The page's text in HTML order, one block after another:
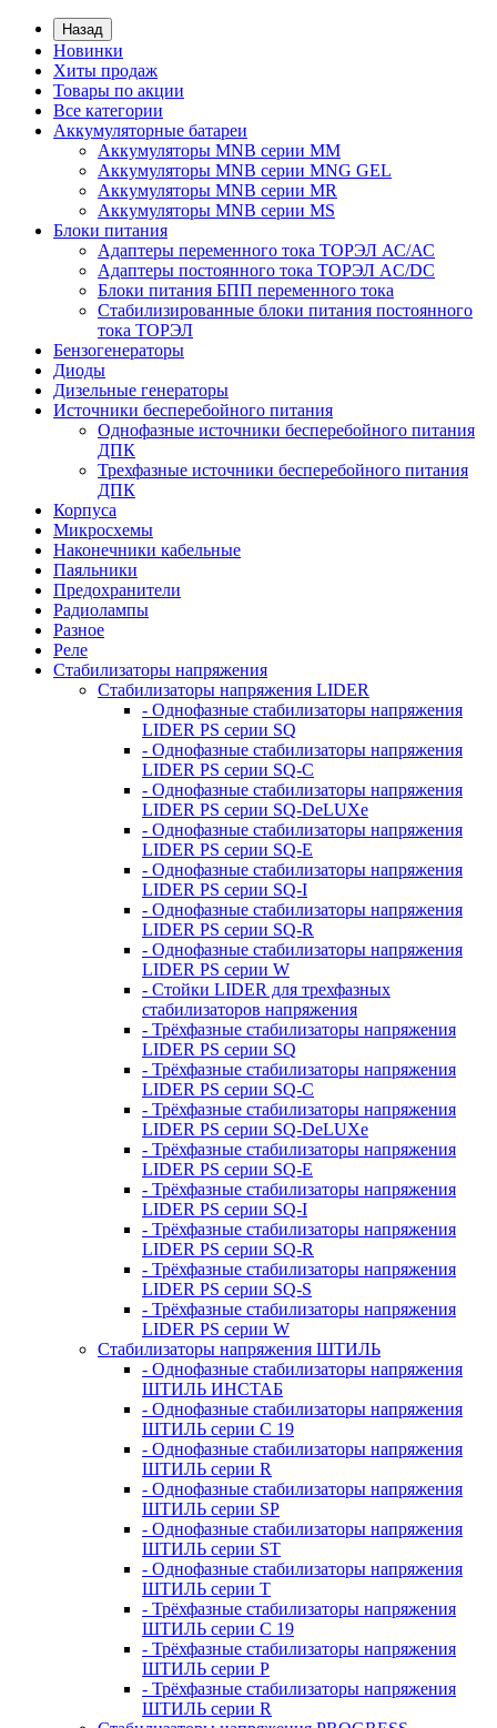
Назад
Новинки
Хиты продаж
Товары по акции
Все категории
Аккумуляторные батареи
Аккумуляторы MNB серии MM
Аккумуляторы MNB серии MNG GEL
Аккумуляторы MNB серии MR
Аккумуляторы MNB серии MS
Блоки питания
Адаптеры переменного тока ТОРЭЛ АС/АС
Адаптеры постоянного тока ТОРЭЛ AC/DC
Блоки питания БПП переменного тока
Стабилизированные блоки питания постоянного
тока ТОРЭЛ
Бензогенераторы
Диоды
Дизельные генераторы
Источники бесперебойного питания
Однофазные источники бесперебойного питания
ДПК
Трехфазные источники бесперебойного питания
ДПК
Корпуса
Микросхемы
Наконечники кабельные
Паяльники
Предохранители
Радиолампы
Разное
Реле
Стабилизаторы напряжения
Стабилизаторы напряжения LIDER
- Однофазные стабилизаторы напряжения
LIDER PS серии SQ
- Однофазные стабилизаторы напряжения
LIDER PS серии SQ-C
- Однофазные стабилизаторы напряжения
LIDER PS серии SQ-DeLUXe
- Однофазные стабилизаторы напряжения
LIDER PS серии SQ-E
- Однофазные стабилизаторы напряжения
LIDER PS серии SQ-I
- Однофазные стабилизаторы напряжения
LIDER PS серии SQ-R
- Однофазные стабилизаторы напряжения
LIDER PS серии W
- Стойки LIDER для трехфазных
стабилизаторов напряжения
- Трёхфазные стабилизаторы напряжения
LIDER PS серии SQ
- Трёхфазные стабилизаторы напряжения
LIDER PS серии SQ-C
- Трёхфазные стабилизаторы напряжения
LIDER PS серии SQ-DeLUXe
- Трёхфазные стабилизаторы напряжения
LIDER PS серии SQ-E
- Трёхфазные стабилизаторы напряжения
LIDER PS серии SQ-I
- Трёхфазные стабилизаторы напряжения
LIDER PS серии SQ-R
- Трёхфазные стабилизаторы напряжения
LIDER PS серии SQ-S
- Трёхфазные стабилизаторы напряжения
LIDER PS серии W
Стабилизаторы напряжения ШТИЛЬ
- Однофазные стабилизаторы напряжения
ШТИЛЬ ИНСТАБ
- Однофазные стабилизаторы напряжения
ШТИЛЬ серии C 19
- Однофазные стабилизаторы напряжения
ШТИЛЬ серии R
- Однофазные стабилизаторы напряжения
ШТИЛЬ серии SP
- Однофазные стабилизаторы напряжения
ШТИЛЬ серии ST
- Однофазные стабилизаторы напряжения
ШТИЛЬ серии T
- Трёхфазные стабилизаторы напряжения
ШТИЛЬ серии C 19
- Трёхфазные стабилизаторы напряжения
ШТИЛЬ серии P
- Трёхфазные стабилизаторы напряжения
ШТИЛЬ серии R